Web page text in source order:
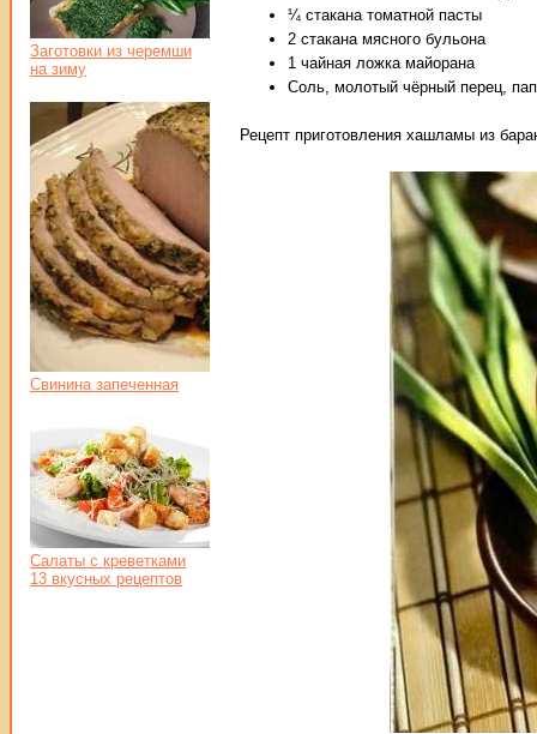
¼ стакана томатной пасты
2 стакана мясного бульона
1 чайная ложка майорана
Соль, молотый чёрный перец,
Рецепт приготовления хашламы из
Заготовки из черемши
на зиму
Свинина запеченная
Салаты с креветками
13 вкусных рецептов